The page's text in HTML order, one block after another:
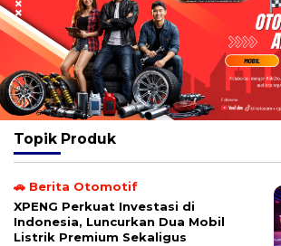
Topik Produk
🚗 Berita Otomotif
XPENG Perkuat Investasi di
Indonesia, Luncurkan Dua Mobil
Listrik Premium Sekaligus